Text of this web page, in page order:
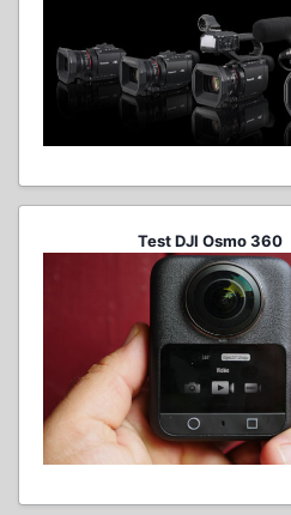
Test DJI Osmo 360